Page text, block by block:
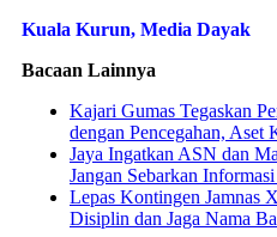
Kuala Kurun, Media Dayak
Bacaan Lainnya
Kajari Gumas Tegaskan
dengan Pencegahan, Aset
Jaya Ingatkan ASN dan
Jangan Sebarkan
Lepas Kontingen Jamnas
Disiplin dan Jaga Nama